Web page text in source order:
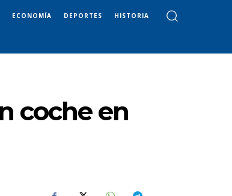
ECONOMÍA DEPORTES HISTORIA
coche en